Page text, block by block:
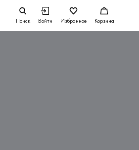
Поиск Войти Избранное Корзина